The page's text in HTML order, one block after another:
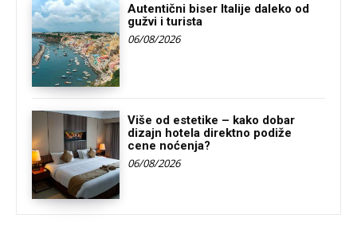
Autentični biser Italije daleko od
gužvi i turista
06/08/2026
Više od estetike – kako dobar
dizajn hotela direktno podiže
cene noćenja?
06/08/2026